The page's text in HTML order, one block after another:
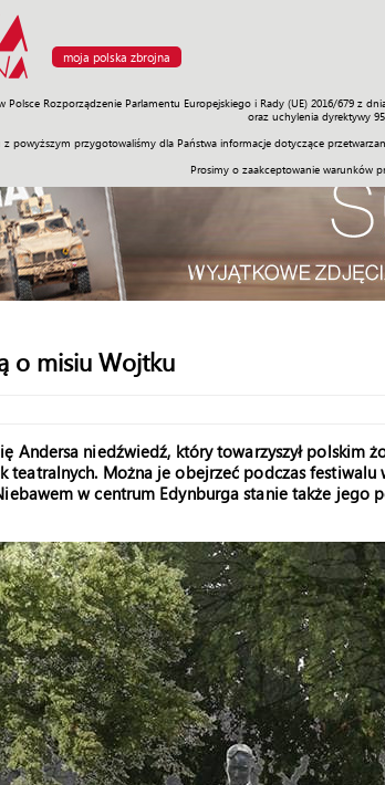
moja polska zbrojna
Polsce Rozporządzenie Parlamentu Europejskiego i Rady (UE) 2016/679
oraz uchylenia dyrektywy
z powyższym przygotowaliśmy dla Państwa informacje dotyczące
Prosimy o zaakceptowanie warunków
Misje Polityka Prawo Świat
o misiu Wojtku
Andersa niedźwiedź, który towarzyszył polskim
teatralnych. Można je obejrzeć podczas
w centrum Edynburga stanie także jego